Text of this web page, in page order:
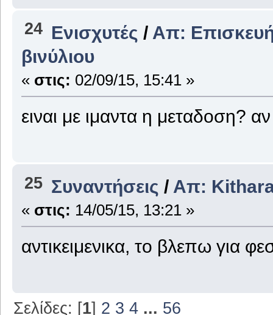
24 Ενισχυτές / Απ:
βινύλιου
« στις: 02/09/15, 15:41 »
ειναι με ιμαντα η μεταδοση?
25 Συναντήσεις / Απ:
« στις: 14/05/15, 13:21 »
αντικειμενικα, το βλεπω για
Σελίδες: [1] 2 3 4 ... 56